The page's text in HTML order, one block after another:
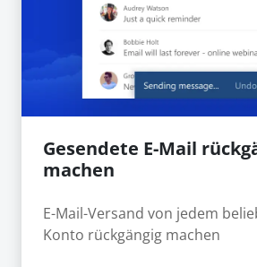
Gesendete E-Mail
machen
E-Mail-Versand von jedem
Konto rückgängig machen